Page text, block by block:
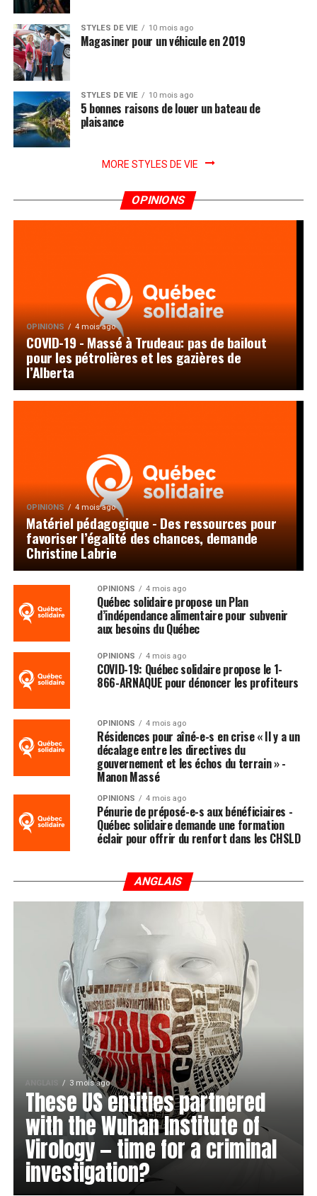
STYLES DE VIE 10 mois ago
Magasiner pour un véhicule en 2019
STYLES DE VIE 10 mois ago
5 bonnes raisons de louer un bateau de
plaisance
MORE STYLES DE VIE
OPINIONS
OPINIONS 4 mois ago
COVID-19 - Massé à Trudeau: pas de bailout
pour les pétrolières et les gazières de
l’Alberta
OPINIONS 4 mois ago
Matériel pédagogique - Des ressources pour
favoriser l’égalité des chances, demande
Christine Labrie
OPINIONS 4 mois ago
Québec solidaire propose un Plan
d’indépendance alimentaire pour subvenir
aux besoins du Québec
OPINIONS 4 mois ago
COVID-19: Québec solidaire propose le 1-
866-ARNAQUE pour dénoncer les profiteurs
OPINIONS 4 mois ago
Résidences pour aîné-e-s en crise « Il y a un
décalage entre les directives du
gouvernement et les échos du terrain » -
Manon Massé
OPINIONS 4 mois ago
Pénurie de préposé-e-s aux bénéficiaires -
Québec solidaire demande une formation
éclair pour offrir du renfort dans les CHSLD
ANGLAIS
3 mois ago
These US entities partnered
with the Wuhan Institute of
Virology — time for a criminal
investigation?